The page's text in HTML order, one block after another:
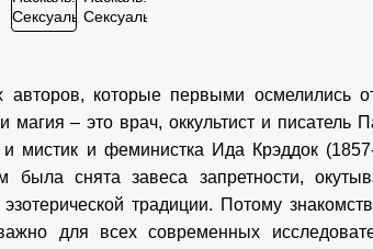
которые первыми осмелились
магия – это врач, оккультист и писатель
мистик и феминистка Ида Крэддок
снята завеса запретности,
традиции. Потому
для всех современных